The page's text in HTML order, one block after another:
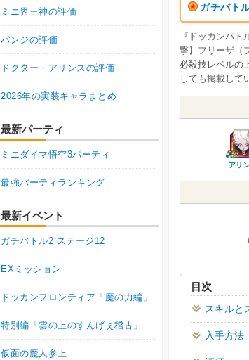
ガチバト
『ドッカンバ
撃】フリーザ（
必殺技レベルの
しても掲載して
アリ
目次
スキルと
入手方法
ミニ界王神の評価
パンジの評価
ドクター・アリンスの評価
2026年の実装キャラまとめ
最新パーティ
ミニダイマ悟空3パーティ
最強パーティランキング
最新イベント
ガチバトル2 ステージ12
EXミッション
ドッカンフロンティア「魔の力編」
特別編「雲の上のすんげぇ稽古」
仮面の魔人参上